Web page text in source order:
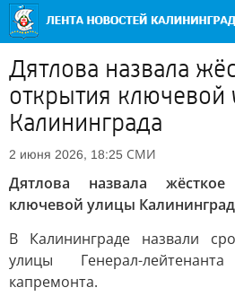
Дятлова назвала
открытия ключевой
Калининграда
2 июня 2026, 18:25 СМИ
Дятлова назвала
ключевой улицы
В Калининграде назвали
улицы Генерал-
капремонта.